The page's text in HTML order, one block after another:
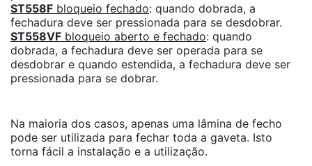
ST558F bloqueio fechado: quando dobrada, a
fechadura deve ser pressionada para se desdobrar.
ST558VF bloqueio aberto e fechado: quando
dobrada, a fechadura deve ser operada para se
desdobrar e quando estendida, a fechadura deve ser
pressionada para se dobrar.
Na maioria dos casos, apenas uma lâmina de fecho
pode ser utilizada para fechar toda a gaveta. Isto
torna fácil a instalação e a utilização.